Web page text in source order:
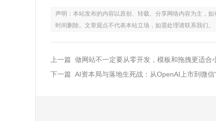
声明：本站发布的内容以原创、转载、分享网络内容为主，
时间删除。文章观点不代表本站立场，如需处理请联系我们。
上一篇 做网站不一定要从零开发，模板和拖拽更适合
下一篇 AI资本局与落地生死战：从OpenAI上市到微信